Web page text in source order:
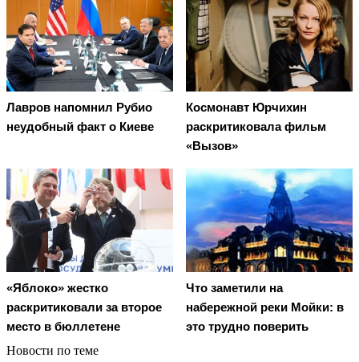
Лавров напомнил Рубио
неудобный факт о Киеве
Космонавт Юрчихин
раскритиковала фильм
«Вызов»
«Яблоко» жестко
раскритиковали за второе
место в бюллетене
Что заметили на
набережной реки Мойки: в
это трудно поверить
Новости по теме